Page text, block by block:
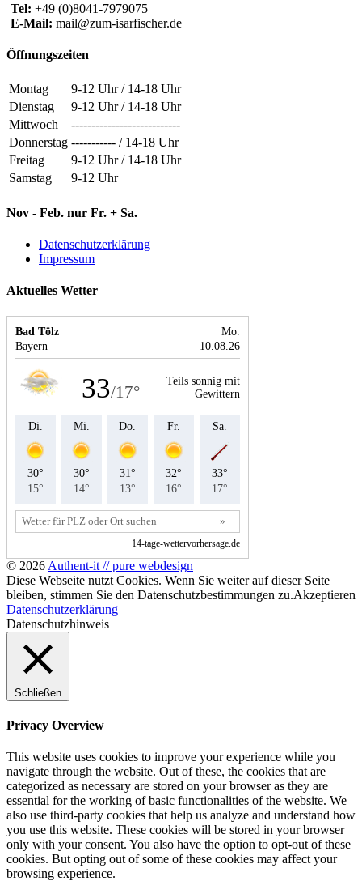
Tel: +49 (0)8041-7979075
E-Mail: mail@zum-isarfischer.de
Öffnungszeiten
Montag
9-12 Uhr / 14-18 Uhr
Dienstag
9-12 Uhr / 14-18 Uhr
Mittwoch
---------------------------
Donnerstag ----------- / 14-18 Uhr
Freitag
9-12 Uhr / 14-18 Uhr
Samstag
9-12 Uhr
Nov - Feb. nur Fr. + Sa.
Datenschutzerklärung
Impressum
Aktuelles Wetter
© 2026 Authent-it // pure webdesign
Diese Webseite nutzt Cookies. Wenn Sie weiter auf dieser Seite
bleiben, stimmen Sie den Datenschutzbestimmungen zu.Akzeptieren
Datenschutzerklärung
Datenschutzhinweis
Schließen
Privacy Overview
This website uses cookies to improve your experience while you
navigate through the website. Out of these, the cookies that are
categorized as necessary are stored on your browser as they are
essential for the working of basic functionalities of the website. We
also use third-party cookies that help us analyze and understand how
you use this website. These cookies will be stored in your browser
only with your consent. You also have the option to opt-out of these
cookies. But opting out of some of these cookies may affect your
browsing experience.